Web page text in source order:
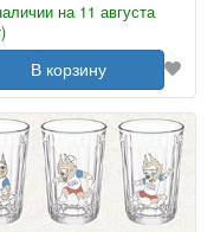
на 11 августа
В корзину